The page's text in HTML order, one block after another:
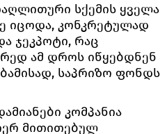
სქემის ყველა
იცოდა, კონკრეტულად
ჯეკპოტი, რაც
ამ დროს იწყებდნენ
საპრიზო ფონდს
კომპანია
მითითებულ